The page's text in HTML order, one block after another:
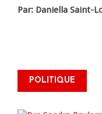
Par: Daniella Saint-
POLITIQUE
mettre Haïti
» à travers